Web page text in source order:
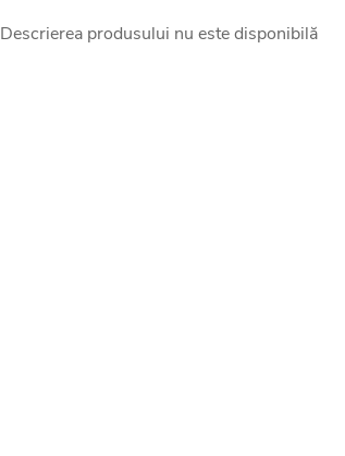
Descrierea produsului nu este disponibilă